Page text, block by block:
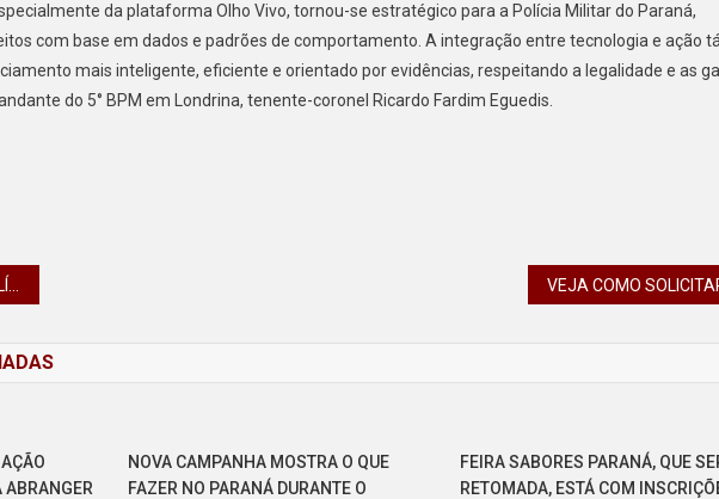
da plataforma Olho Vivo, tornou-se estratégico para a Polícia Militar do Paraná,
com base em dados e padrões de comportamento. A integração entre tecnologia e ação
mais inteligente, eficiente e orientado por evidências, respeitando a legalidade e as
do 5° BPM em Londrina, tenente-coronel Ricardo Fardim Eguedis.
ABRANGER
NOVA CAMPANHA MOSTRA O QUE
FAZER NO PARANÁ DURANTE O
FEIRA SABORES PARANÁ, QUE
RETOMADA, ESTÁ COM